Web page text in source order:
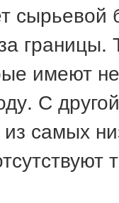
имеют
С
самых